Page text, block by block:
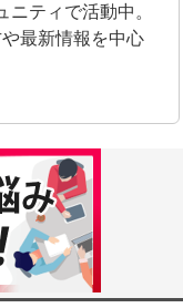
ティで活動中。
最新情報を中心